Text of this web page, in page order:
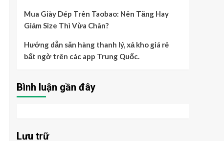
Mua Giày Dép Trên Taobao: Nên Tăng Hay
Giảm Size Thì Vừa Chân?
Hướng dẫn săn hàng thanh lý, xả kho giá rẻ
bất ngờ trên các app Trung Quốc.
Bình luận gần đây
Lưu trữ